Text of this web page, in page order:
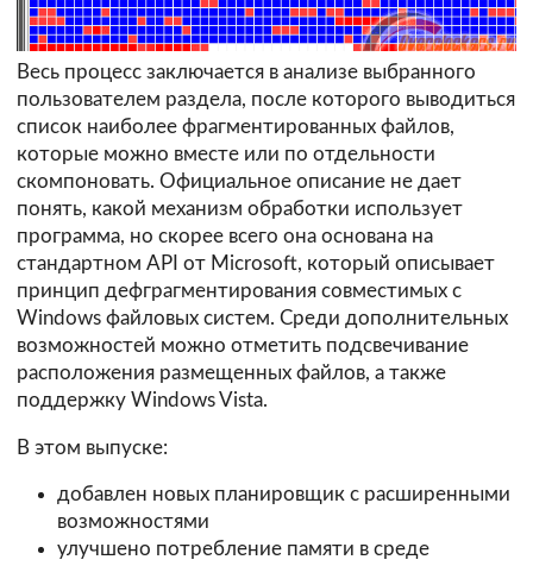
Весь процесс заключается в анализе выбранного
пользователем раздела, после которого выводиться
список наиболее фрагментированных файлов,
которые можно вместе или по отдельности
скомпоновать. Официальное описание не дает
понять, какой механизм обработки использует
программа, но скорее всего она основана на
стандартном API от Microsoft, который описывает
принцип дефграгментирования совместимых с
Windows файловых систем. Среди дополнительных
возможностей можно отметить подсвечивание
расположения размещенных файлов, а также
поддержку Windows Vista.
В этом выпуске:
добавлен новых планировщик с расширенными
возможностями
улучшено потребление памяти в среде